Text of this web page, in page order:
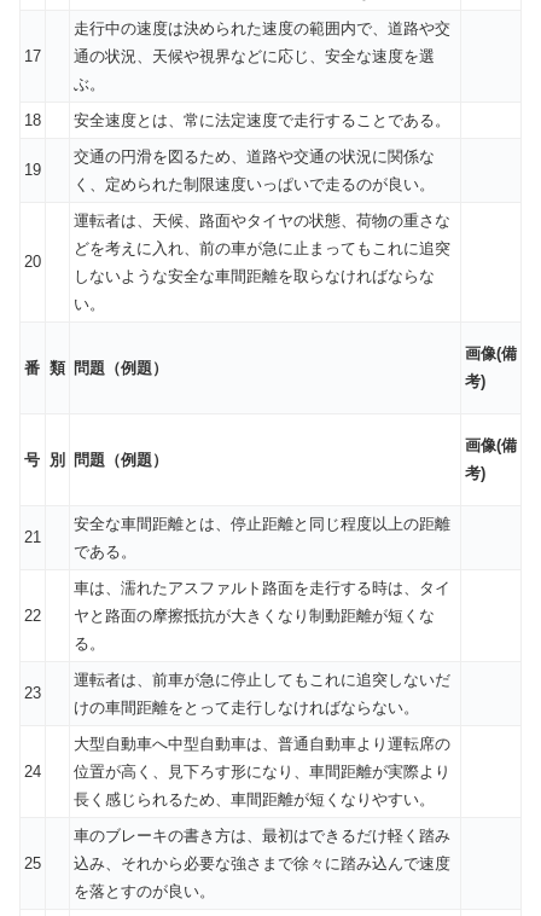
17
走行中の速度は決められた速度の範囲内で、道路や交
通の状況、天候や視界などに応じ、安全な速度を選
ぶ。
18
安全速度とは、常に法定速度で走行することである。
19
交通の円滑を図るため、道路や交通の状況に関係な
く、定められた制限速度いっぱいで走るのが良い。
20
運転者は、天候、路面やタイヤの状態、荷物の重さな
どを考えに入れ、前の車が急に止まってもこれに追突
しないような安全な車間距離を取らなければならな
い。
番 類 問題（例題）
画像(備
考)
号 別 問題（例題）
画像(備
考)
21
安全な車間距離とは、停止距離と同じ程度以上の距離
である。
22
車は、濡れたアスファルト路面を走行する時は、タイ
ヤと路面の摩擦抵抗が大きくなり制動距離が短くな
る。
23
運転者は、前車が急に停止してもこれに追突しないだ
けの車間距離をとって走行しなければならない。
24
大型自動車へ中型自動車は、普通自動車より運転席の
位置が高く、見下ろす形になり、車間距離が実際より
長く感じられるため、車間距離が短くなりやすい。
25
車のブレーキの書き方は、最初はできるだけ軽く踏み
込み、それから必要な強さまで徐々に踏み込んで速度
を落とすのが良い。